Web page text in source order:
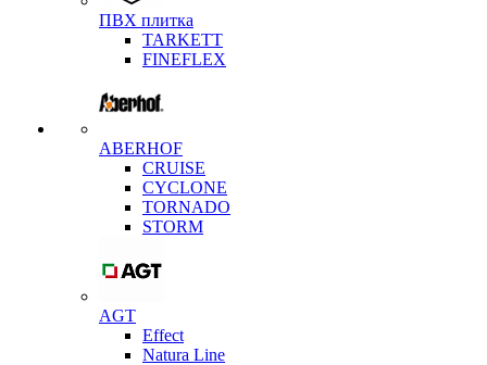
ПВХ плитка
TARKETT
FINEFLEX
ABERHOF
CRUISE
CYCLONE
TORNADO
STORM
AGT
Effect
Natura Line